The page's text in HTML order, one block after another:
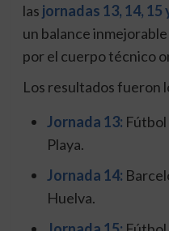
las jornadas 13, 14, 15
un balance
por el cuerpo técnico
Los resultados fueron
Jornada 13: Fútbol
Playa.
Jornada 14:
Huelva.